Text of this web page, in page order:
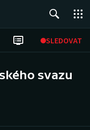
SLEDOVAT
svazu